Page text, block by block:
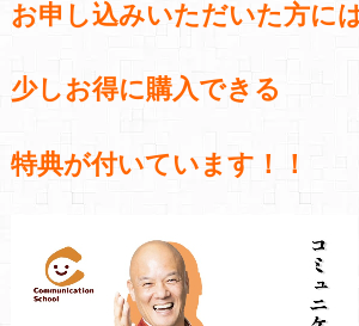
お申し込みいただいた方に
少しお得に購入できる
特典が付いています！！